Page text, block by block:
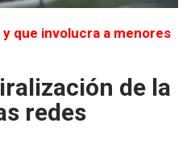
que involucra a menores
de la
redes